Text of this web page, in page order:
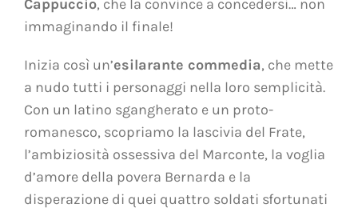
Cappuccio, che la convince a concedersi… non
immaginando il finale!
Inizia così un’esilarante commedia, che mette
a nudo tutti i personaggi nella loro semplicità.
Con un latino sgangherato e un proto-
romanesco, scopriamo la lascivia del Frate,
l’ambiziosità ossessiva del Marconte, la voglia
d’amore della povera Bernarda e la
disperazione di quei quattro soldati sfortunati